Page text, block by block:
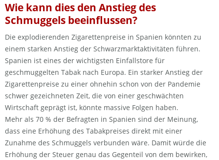
Wie kann dies den Anstieg des
Schmuggels beeinflussen?
Die explodierenden Zigarettenpreise in Spanien könnten zu
einem starken Anstieg der Schwarzmarktaktivitäten führen.
Spanien ist eines der wichtigsten Einfallstore für
geschmuggelten Tabak nach Europa. Ein starker Anstieg der
Zigarettenpreise zu einer ohnehin schon von der Pandemie
schwer gezeichneten Zeit, die von einer geschwächten
Wirtschaft geprägt ist, könnte massive Folgen haben.
Mehr als 70 % der Befragten in Spanien sind der Meinung,
dass eine Erhöhung des Tabakpreises direkt mit einer
Zunahme des Schmuggels verbunden wäre. Damit würde die
Erhöhung der Steuer genau das Gegenteil von dem bewirken,